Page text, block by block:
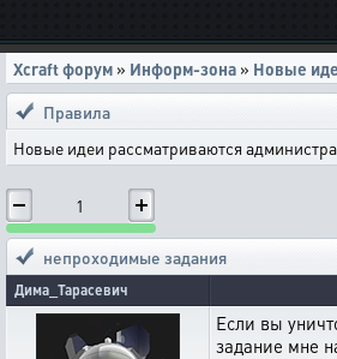
Xcraft форум » Информ-зона » Новые
Правила
Новые идеи рассматриваются
1
непроходимые задания
Дима_Тарасевич
Если вы
задание мне